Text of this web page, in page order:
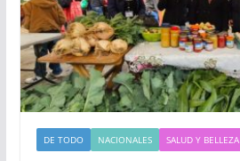
DE TODO NACIONALES SALUD Y BELLEZA